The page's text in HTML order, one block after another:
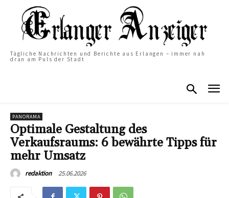
Tägliche Nachrichten und Berichte aus Erlangen – immer nah
dran am Puls der Stadt
PANORAMA
Optimale Gestaltung des
Verkaufsraums: 6 bewährte Tipps für
mehr Umsatz
redaktion 25.06.2026